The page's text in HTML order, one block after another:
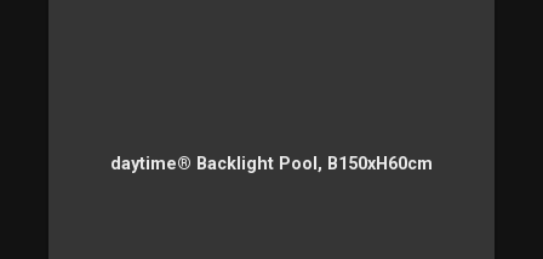
daytime® Backlight Pool, B150xH60cm